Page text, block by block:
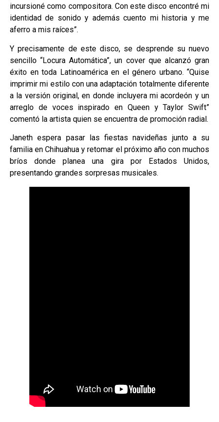
incursioné como compositora. Con este disco encontré mi
identidad de sonido y además cuento mi historia y me
aferro a mis raíces”.
Y precisamente de este disco, se desprende su nuevo
sencillo “Locura Automática”, un cover que alcanzó gran
éxito en toda Latinoamérica en el género urbano. “Quise
imprimir mi estilo con una adaptación totalmente diferente
a la versión original, en donde incluyera mi acordeón y un
arreglo de voces inspirado en Queen y Taylor Swift”
comentó la artista quien se encuentra de promoción radial.
Janeth espera pasar las fiestas navideñas junto a su
familia en Chihuahua y retomar el próximo año con muchos
bríos donde planea una gira por Estados Unidos,
presentando grandes sorpresas musicales.